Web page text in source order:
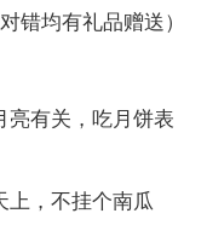
均有礼品赠送）
有关，吃月饼表
，不挂个南瓜